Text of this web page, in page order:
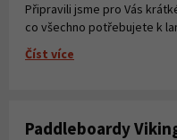
Připravili jsme pro Vás
co všechno potřebujete k
Číst více
Paddleboardy